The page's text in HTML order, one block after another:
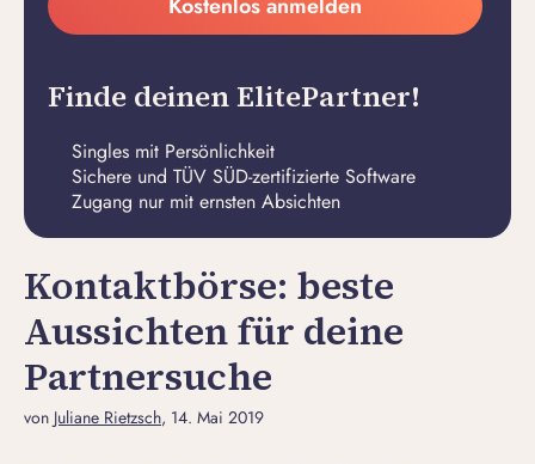
E-
Adresse
erstellen
Finde deinen ElitePartner!
Singles mit Persönlichkeit
Sichere und TÜV SÜD-zertifizierte Software
Zugang nur mit ernsten Absichten
Kontaktbörse: beste
Aussichten für deine
Partnersuche
von Juliane Rietzsch, 14. Mai 2019